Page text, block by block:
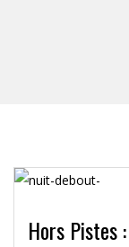
Hors Pistes